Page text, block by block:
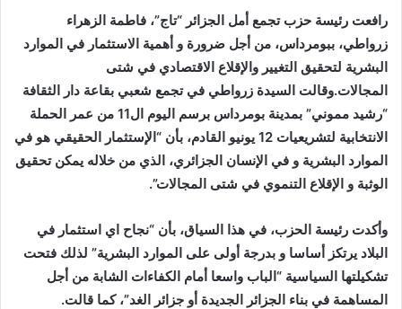
رافعت رئيسة حزب تجمع أمل الجزائر “تاج”، فاطمة الزهراء
زرواطي، ببومرداس، من أجل ضرورة و أهمية الاستثمار في الموارد
البشرية لتحقيق التغيير والإقلاع الاقتصادي في شتى
المجالات.وقالت السيدة زرواطي في تجمع شعبي بقاعة دار الثقافة
“رشيد مموني” بمدينة بومرداس برسم اليوم ال11 من عمر الحملة
الانتخابية لتشريعيات 12 يونيو القادم، بأن “الإستثمار الحقيقي هو في
الموارد البشرية و في الإنسان الجزائري، الذي من خلاله يمكن تحقيق
الوثبة و الإقلاع التنموي في شتى المجالات”.
وأكدت رئيسة الحزب، في هذا السياق، بأن “نجاح اي استثمار في
البلاد يرتكز أساسا و بدرجة أولى على الموارد البشرية” لذلك فتحت
تشكيلتها السياسية “الباب واسعا أمام الكفاءات الشابة من أجل
المساهمة في بناء الجزائر الجديدة أو جزائر الغد”، كما قالت.